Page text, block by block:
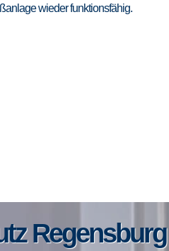
wieder funktionsfähig.
Regensburg